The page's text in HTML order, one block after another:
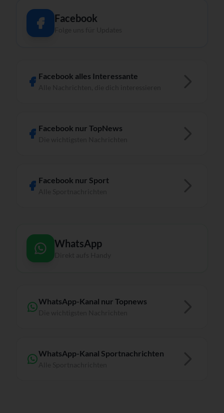
Facebook
Facebook alles Interessante
Facebook nur TopNews
Facebook nur Sport
WhatsApp
WhatsApp-Kanal nur Topnews
WhatsApp-Kanal Sportnachrichten